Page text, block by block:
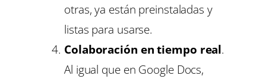
otras, ya están preinstaladas y
listas para usarse.
Colaboración en tiempo real.
Al igual que en Google Docs,